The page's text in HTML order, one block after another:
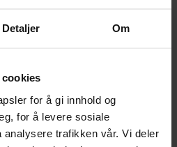
Detaljer Om
for å gi innhold og
for å levere sosiale
analysere trafikken vår. Vi deler
Hawkeye Vs. Deadpool
Gerry Duggan , Matteo Lolli
Hawkeye vs. Deadpool